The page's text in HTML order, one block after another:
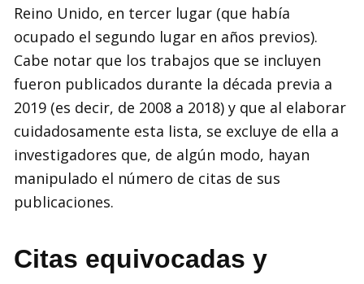
Reino Unido, en tercer lugar (que había
ocupado el segundo lugar en años previos).
Cabe notar que los trabajos que se incluyen
fueron publicados durante la década previa a
2019 (es decir, de 2008 a 2018) y que al elaborar
cuidadosamente esta lista, se excluye de ella a
investigadores que, de algún modo, hayan
manipulado el número de citas de sus
publicaciones.
Citas equivocadas y